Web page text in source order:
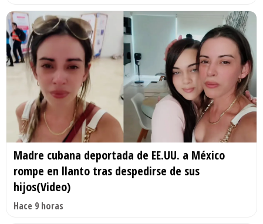
Madre cubana deportada de EE.UU. a México
rompe en llanto tras despedirse de sus
hijos(Video)
Hace 9 horas